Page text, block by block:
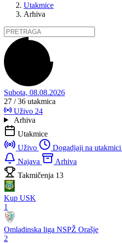
Utakmice
Arhiva
Subota, 08.08.2026
27 / 36 utakmica
Uživo 24
Arhiva
Utakmice
Uživo
Dogadjaji na utakmici
Najava
Arhiva
Takmičenja 13
Kup USK
1
Omladinska liga NSPŽ Orašje
2